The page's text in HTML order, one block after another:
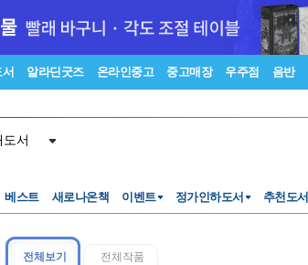
알라딘굿즈 온라인중고 중고매장 우주점 음반
도서
베스트 새로나온책 이벤트 정가인하도서 추천도서
전체보기 전체작품